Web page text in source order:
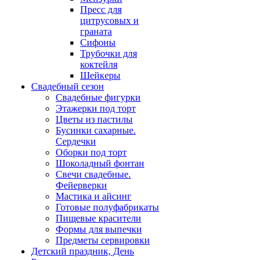
Пресс для
цитрусовых и
граната
Сифоны
Трубочки для
коктейля
Шейкеры
Свадебный сезон
Свадебные фигурки
Этажерки под торт
Цветы из пастилы
Бусинки сахарные.
Сердечки
Оборки под торт
Шоколадный фонтан
Свечи свадебные.
Фейерверки
Мастика и айсинг
Готовые полуфабрикаты
Пищевые красители
Формы для выпечки
Предметы сервировки
Детский праздник, День